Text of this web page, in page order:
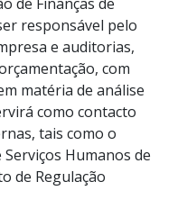
responsável pelo
e auditorias,
com
matéria de análise
como contacto
tais como o
Humanos de
de Regulação